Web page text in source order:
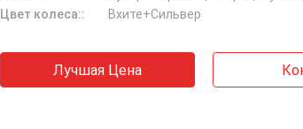
Цвет колеса::
Вхите+Сильвер
Лучшая Цена